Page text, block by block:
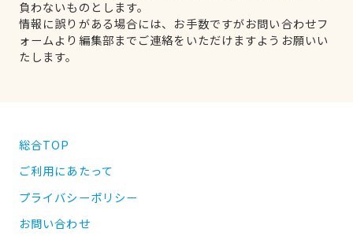
負わないものとします。
情報に誤りがある場合には、お手数ですがお問い合わせフ
ォームより編集部までご連絡をいただけますようお願いい
たします。
総合TOP
ご利用にあたって
プライバシーポリシー
お問い合わせ